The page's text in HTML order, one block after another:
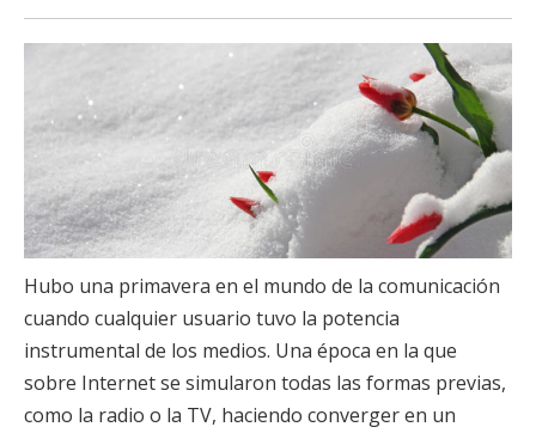
Hubo una primavera en el mundo de la comunicación
cuando cualquier usuario tuvo la potencia
instrumental de los medios. Una época en la que
sobre Internet se simularon todas las formas previas,
como la radio o la TV, haciendo converger en un